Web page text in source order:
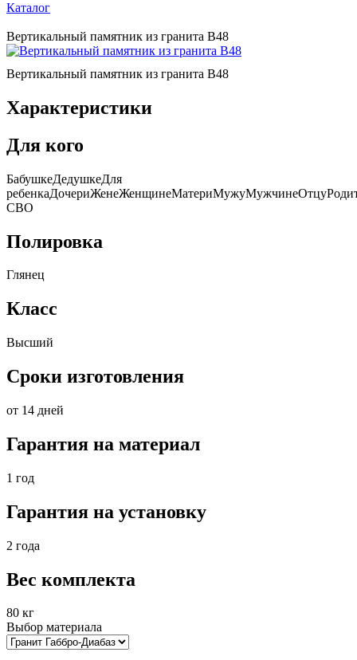
Каталог
Вертикальный памятник из гранита В48
Вертикальный памятник из гранита В48
Характеристики
Для кого
БабушкеДедушкеДля
СВО
Полировка
Глянец
Класс
Высший
Сроки изготовления
от 14 дней
Гарантия на материал
1 год
Гарантия на установку
2 года
Вес комплекта
80 кг
Выбор материала